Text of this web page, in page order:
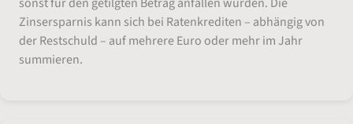
Zinsersparnis kann sich bei Ratenkrediten – abhängig von
der Restschuld – auf mehrere Euro oder mehr im Jahr
summieren.